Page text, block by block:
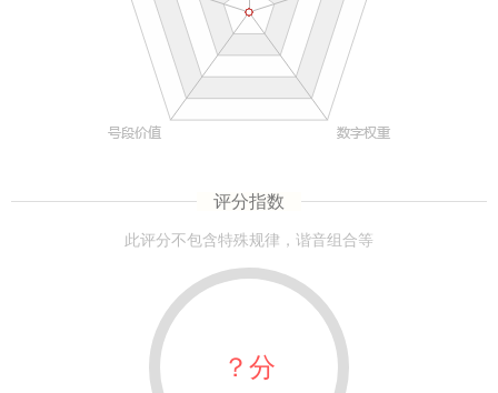
评分指数
此评分不包含特殊规律，谐音组合等
？分